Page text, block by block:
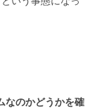
なのかどうかを確